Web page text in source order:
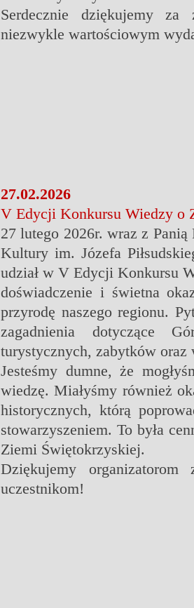
Serdecznie dziękujemy
niezwykle wartościowym
27.02.2026
V Edycji Konkursu Wiedzy o
27 lutego 2026r. wraz z
Kultury im. Józefa
udział w V Edycji Konkursu
doświadczenie i świetna
przyrodę naszego regionu.
zagadnienia dotyczące
turystycznych, zabytków oraz
Jesteśmy dumne, że
wiedzę. Miałyśmy również
historycznych, którą
stowarzyszeniem. To była
Ziemi Świętokrzyskiej.
Dziękujemy
uczestnikom!